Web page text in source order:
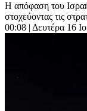
Η απόφαση του
στοχεύοντας τις
00:08 | Δευτέρα 16